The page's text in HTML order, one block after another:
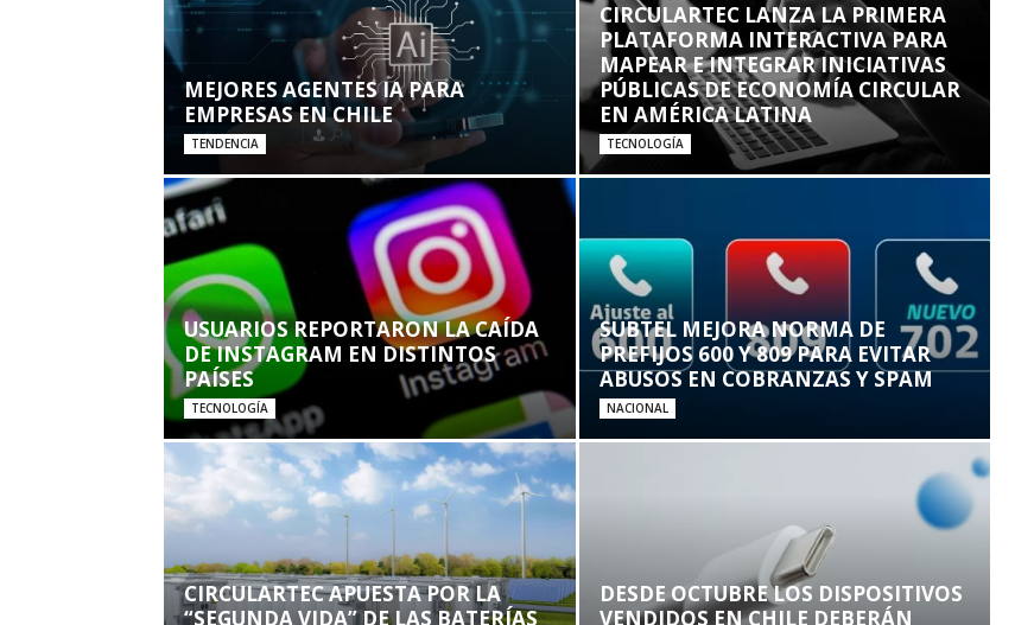
MEJORES AGENTES IA PARA
EMPRESAS EN CHILE
TENDENCIA
CIRCULARTEC LANZA LA PRIMERA
PLATAFORMA INTERACTIVA PARA
MAPEAR E INTEGRAR INICIATIVAS
PÚBLICAS DE ECONOMÍA CIRCULAR
EN AMÉRICA LATINA
TECNOLOGÍA
USUARIOS REPORTARON LA CAÍDA
DE INSTAGRAM EN DISTINTOS
PAÍSES
TECNOLOGÍA
SUBTEL MEJORA NORMA DE
PREFIJOS 600 Y 809 PARA EVITAR
ABUSOS EN COBRANZAS Y SPAM
NACIONAL
CIRCULARTEC APUESTA POR LA
“SEGUNDA VIDA” DE LAS BATERÍAS
DESDE OCTUBRE LOS DISPOSITIVOS
VENDIDOS EN CHILE DEBERÁN